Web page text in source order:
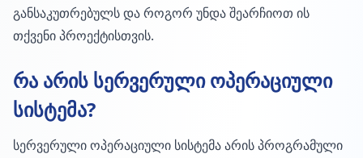
განსაკუთრებულს და როგორ უნდა შეარჩიოთ ის
თქვენი პროექტისთვის.
რა არის სერვერული ოპერაციული
სისტემა?
სერვერული ოპერაციული სისტემა არის პროგრამული